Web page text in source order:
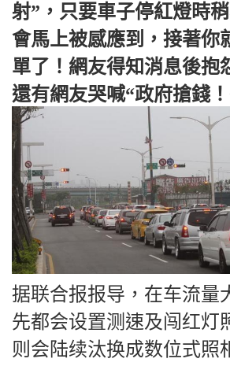
射”，只要車子停紅燈時
會馬上被感應到，接著你
單了！網友得知消息後抱
還有網友哭喊“政府搶錢
据联合报报导，在车流量
先都会设置测速及闯红灯
则会陆续汰换成数位式照